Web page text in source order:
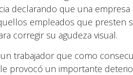
declarando que una
empleados que presten
corregir su agudeza visual.
trabajador que como
provocó un importante